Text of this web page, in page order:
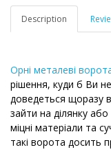
Description
Орні металеві
рішення, куди б Ви
доведеться щоразу
зайти на ділянку
міцні матеріали та
такі ворота досить